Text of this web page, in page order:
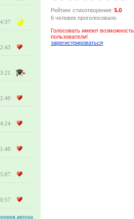
автора
Рейтинг стихотворения: 5.0
6 человек проголосовало
Голосовать имеют
пользователи!
зарегистрироваться